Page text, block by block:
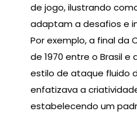
de jogo, ilustrando
adaptam a desafios e
Por exemplo, a final da
de 1970 entre o Brasil
estilo de ataque fluido
enfatizava a
estabelecendo um